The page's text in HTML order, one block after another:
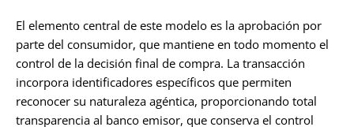
El elemento central de este modelo es la aprobación por
parte del consumidor, que mantiene en todo momento el
control de la decisión final de compra. La transacción
incorpora identificadores específicos que permiten
reconocer su naturaleza agéntica, proporcionando total
transparencia al banco emisor, que conserva el control